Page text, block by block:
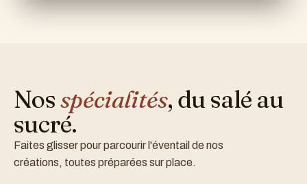
Nosspécialités, du salé au
sucré.
Faites glisser pour parcourir l'éventail de nos
créations, toutes préparées sur place.